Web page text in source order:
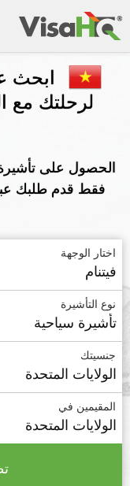
ابحث
لرحلتك مع
الحصول على
فقط قدم طلبك عبر
اختار الوجهة
فيتنام
نوع التأشيرة
تأشيرة سياحية
جنسيتك
الولايات المتحدة
المقيمين في
الولايات المتحدة